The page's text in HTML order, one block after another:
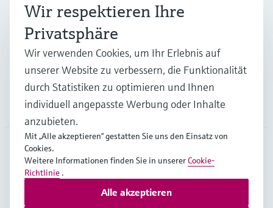
Branchen
Support
Unternehmen
CHE•Deutsch
Wir respektieren Ihre
Privatsphäre
Wir verwenden Cookies, um Ihr Erlebnis auf
unserer Website zu verbessern, die Funktionalität
durch Statistiken zu optimieren und Ihnen
individuell angepasste Werbung oder Inhalte
anzubieten.
Mit „Alle akzeptieren“ gestatten Sie uns den Einsatz von
Cookies.
Weitere Informationen finden Sie in unsererCookie-
Richtlinie .
Alle akzeptieren